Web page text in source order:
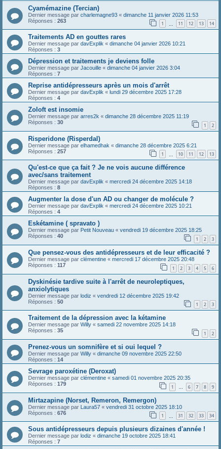
Cyamémazine (Tercian)
Dernier message par charlemagne93 « dimanche 11 janvier 2026 11:53
Réponses : 263 1 11 12 13 14
Traitements AD en gouttes rares
Dernier message par davExplik « dimanche 04 janvier 2026 10:21
Réponses : 3
Dépression et traitements je deviens folle
Dernier message par Jacouille « dimanche 04 janvier 2026 3:04
Réponses : 7
Reprise antidépresseurs après un mois d'arrêt
Dernier message par davExplik « lundi 29 décembre 2025 17:28
Réponses : 4
Zoloft est insomie
Dernier message par arres2k « dimanche 28 décembre 2025 11:19
Réponses : 30 1 2
Risperidone (Risperdal)
Dernier message par elhamedhak « dimanche 28 décembre 2025 6:21
Réponses : 257 1 10 11 12 13
Qu'est-ce que ça fait ? Je ne vois aucune différence
avec/sans traitement
Dernier message par davExplik « mercredi 24 décembre 2025 14:18
Réponses : 8
Augmenter la dose d'un AD ou changer de molécule ?
Dernier message par davExplik « mercredi 24 décembre 2025 10:21
Réponses : 4
Eskétamine ( spravato )
Dernier message par Petit Nouveau « vendredi 19 décembre 2025 18:25
Réponses : 40 1 2 3
Que pensez-vous des antidépresseurs et de leur efficacité ?
Dernier message par clémentine « mercredi 17 décembre 2025 20:48
Réponses : 117 1 2 3 4 5 6
Dyskinésie tardive suite à l'arrêt de neuroleptiques,
anxiolytiques
Dernier message par lodiz « vendredi 12 décembre 2025 19:42
Réponses : 50 1 2 3
Traitement de la dépression avec la kétamine
Dernier message par Willy « samedi 22 novembre 2025 14:18
Réponses : 35 1 2
Prenez-vous un somnifère et si oui lequel ?
Dernier message par Willy « dimanche 09 novembre 2025 22:50
Réponses : 14
Sevrage paroxétine (Deroxat)
Dernier message par clémentine « samedi 01 novembre 2025 20:35
Réponses : 179 1 … 6 7 8 9
Mirtazapine (Norset, Remeron, Remergon)
Dernier message par Laura57 « vendredi 31 octobre 2025 18:10
Réponses : 676 1 31 32 33 34
Sous antidépresseurs depuis plusieurs dizaines d'année !
Dernier message par lodiz « dimanche 19 octobre 2025 18:41
Réponses : 7